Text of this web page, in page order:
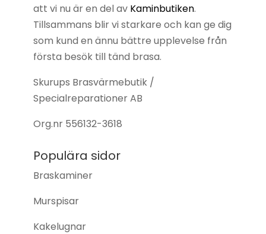
att vi nu är en del av Kaminbutiken.
Tillsammans blir vi starkare och kan ge dig
som kund en ännu bättre upplevelse från
första besök till tänd brasa.
Skurups Brasvärmebutik /
Specialreparationer AB
Org.nr 556132-3618
Populära sidor
Braskaminer
Murspisar
Kakelugnar